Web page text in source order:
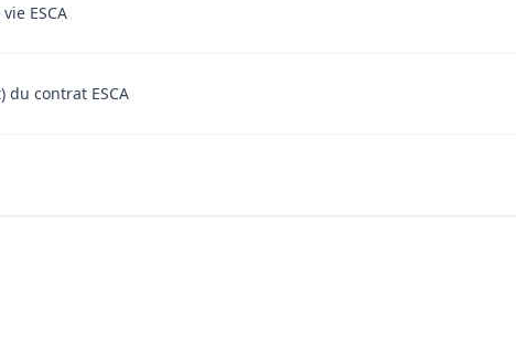
ESCA
contrat ESCA